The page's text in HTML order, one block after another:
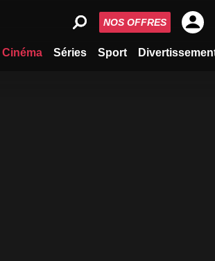
Cinéma Séries Sport
NOS OFFRES